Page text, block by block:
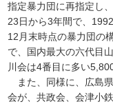
指定暴力団に再指定し
23日から3年間で、
12月末時点の暴力団の
で、国内最大の六代目
川会は4番目に多い
また、同様に、広島
会が、共政会、会津小